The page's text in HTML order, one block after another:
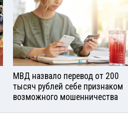
МВД назвало перевод от 200
тысяч рублей себе признаком
возможного мошенничества